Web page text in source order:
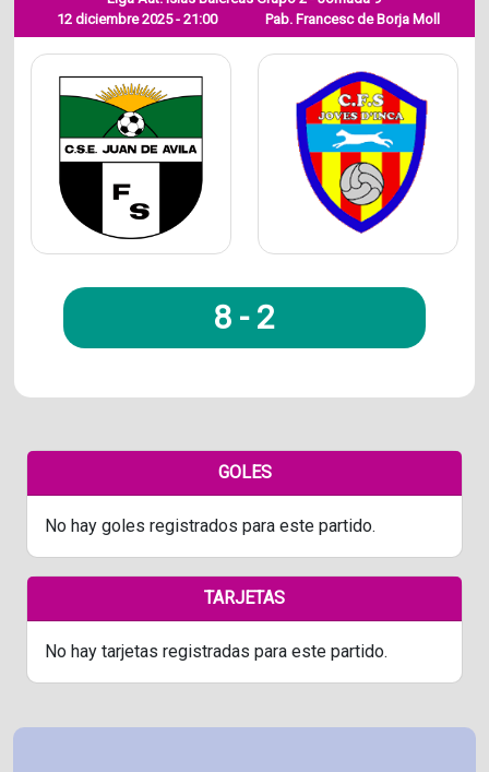
12 diciembre 2025 - 21:00
Pab. Francesc de Borja Moll
8 - 2
GOLES
No hay goles registrados para este partido.
TARJETAS
No hay tarjetas registradas para este partido.